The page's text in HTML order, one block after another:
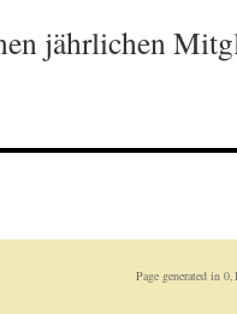
jährlichen
Page generated in